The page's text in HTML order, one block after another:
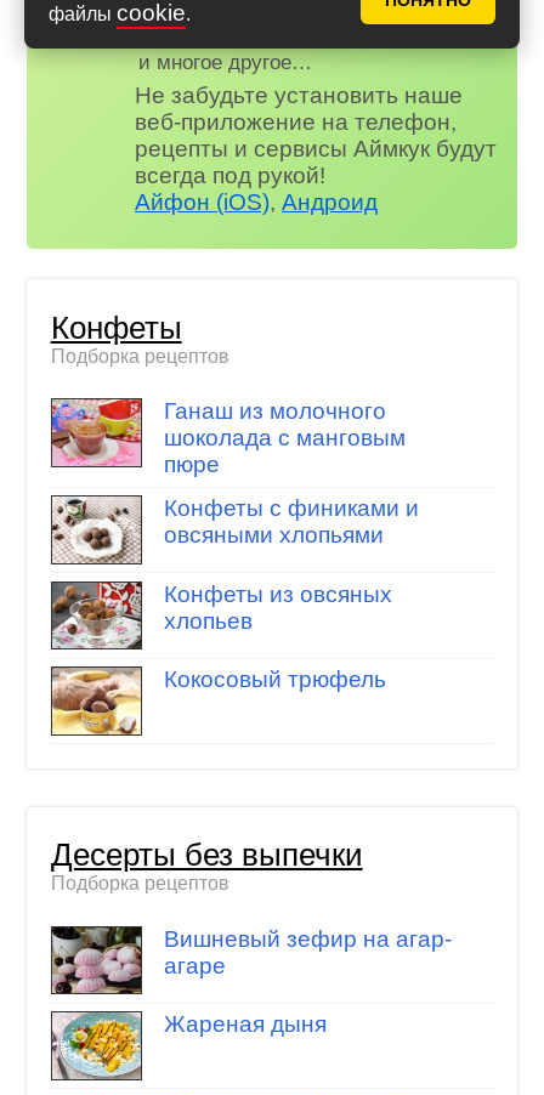
файлы cookie.
😋 Фотоотчеты
😃 Комментарии
и многое другое…
Не забудьте установить наше
веб-приложение на телефон,
рецепты и сервисы Аймкук будут
всегда под рукой!
Айфон (iOS),Андроид
Конфеты
Подборка рецептов
Ганаш из молочного
шоколада с манговым
пюре
Конфеты с финиками и
овсяными хлопьями
Конфеты из овсяных
хлопьев
Кокосовый трюфель
Десерты без выпечки
Подборка рецептов
Вишневый зефир на агар-
агаре
Жареная дыня